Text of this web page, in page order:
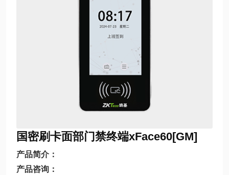
国密刷卡面部门禁终端xFace60[GM]
产品简介：
产品咨询：